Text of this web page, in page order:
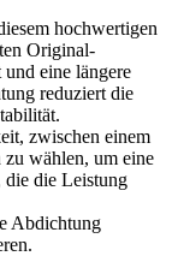
hochwertigen
Original-
eine längere
reduziert die
zwischen einem
zu wählen, um eine
die die Leistung
Abdichtung